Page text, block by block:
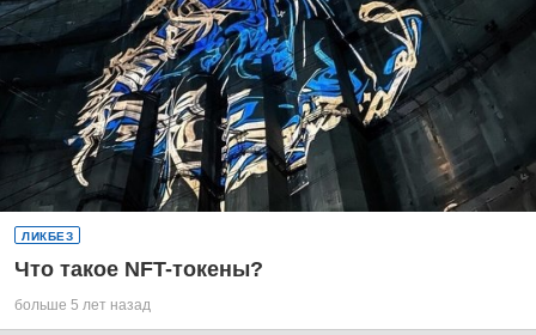
ЛИКБЕЗ
Что такое NFT-токены?
больше 5 лет назад